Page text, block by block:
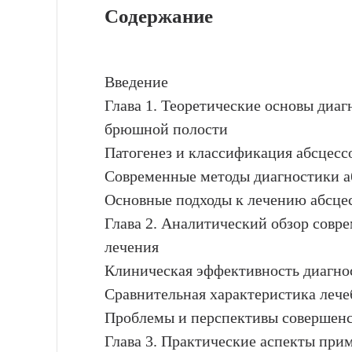
Содержание
Введение
Глава 1. Теоретические основы
брюшной полости
Патогенез и классификация
Современные методы диагностики
Основные подходы к лечению
Глава 2. Аналитический обзор
лечения
Клиническая эффективность
Сравнительная характеристика
Проблемы и перспективы
Глава 3. Практические аспекты